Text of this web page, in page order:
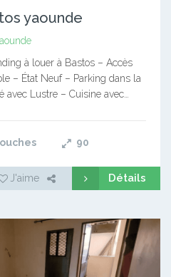
yaounde
à louer à Bastos – Accès
– État Neuf – Parking dans la
avec Lustre – Cuisine avec…
90
J'aime Détails